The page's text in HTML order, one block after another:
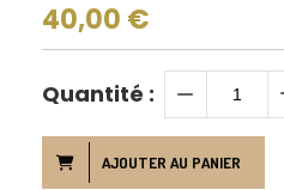
40,00 €
Quantité :
AJOUTER AU PANIER